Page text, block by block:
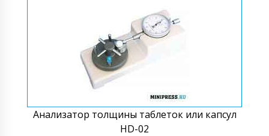
Анализатор толщины таблеток или капсул
HD-02